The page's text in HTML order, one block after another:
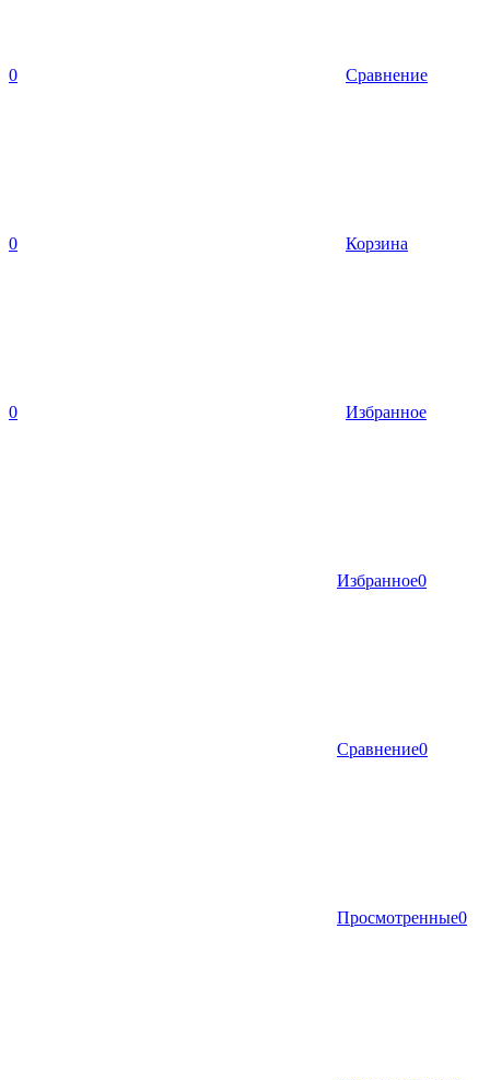
0 Сравнение
0 Корзина
0 Избранное
Избранное0
Сравнение0
Просмотренные0